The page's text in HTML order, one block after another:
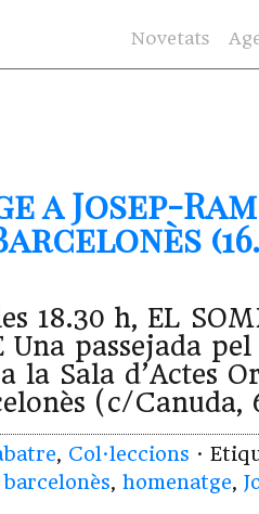
Novetats
a Josep-
18.30 h, EL
Una passejada
la Sala d’Actes
(c/Canuda,
, Col·leccions ·
, homenatge,